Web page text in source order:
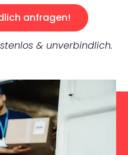
anfragen!
& unverbindlich.